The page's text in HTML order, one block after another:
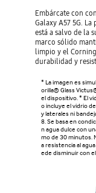
Embárcate con
Galaxy A57 5G.
está a salvo de la
marco sólido
limpio y el
durabilidad y
* La imagen es
orilla® Glass
el dispositivo. * El
o incluye el vidrio
y laterales ni
8. Se basa en
n agua dulce con
mo de 30 minutos.
a resistencia al
ede disminuir con